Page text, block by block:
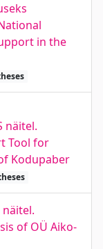
in the
näitel.
Tool for
Kodupaber
of OÜ Aiko-